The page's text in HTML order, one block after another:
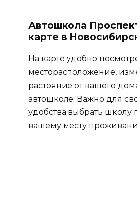
Автошкола
карте в
На карте удобно
месторасположение,
растояние от вашего
автошколе. Важно для
удобства выбрать школу
вашему месту